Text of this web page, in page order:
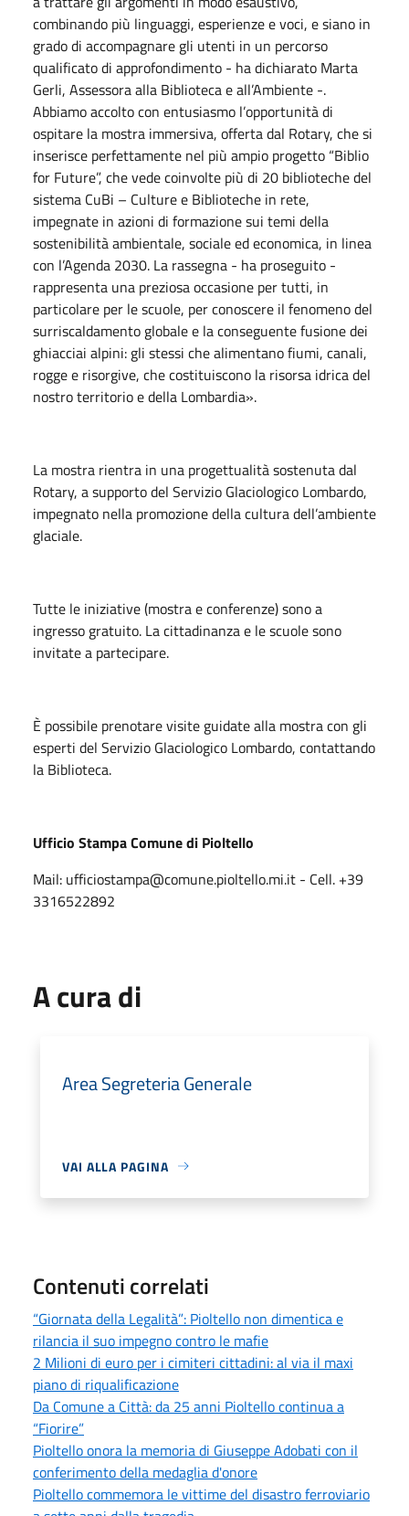
combinando più linguaggi, esperienze e voci, e siano in
grado di accompagnare gli utenti in un percorso
qualificato di approfondimento - ha dichiarato Marta
Gerli, Assessora alla Biblioteca e all’Ambiente -.
Abbiamo accolto con entusiasmo l’opportunità di
ospitare la mostra immersiva, offerta dal Rotary, che si
inserisce perfettamente nel più ampio progetto “Biblio
for Future”, che vede coinvolte più di 20 biblioteche del
sistema CuBi – Culture e Biblioteche in rete,
impegnate in azioni di formazione sui temi della
sostenibilità ambientale, sociale ed economica, in linea
con l’Agenda 2030. La rassegna - ha proseguito -
rappresenta una preziosa occasione per tutti, in
particolare per le scuole, per conoscere il fenomeno del
surriscaldamento globale e la conseguente fusione dei
ghiacciai alpini: gli stessi che alimentano fiumi, canali,
rogge e risorgive, che costituiscono la risorsa idrica del
nostro territorio e della Lombardia».
La mostra rientra in una progettualità sostenuta dal
Rotary, a supporto del Servizio Glaciologico Lombardo,
impegnato nella promozione della cultura dell’ambiente
glaciale.
Tutte le iniziative (mostra e conferenze) sono a
ingresso gratuito. La cittadinanza e le scuole sono
invitate a partecipare.
È possibile prenotare visite guidate alla mostra con gli
esperti del Servizio Glaciologico Lombardo, contattando
la Biblioteca.
Ufficio Stampa Comune di Pioltello
Mail: ufficiostampa@comune.pioltello.mi.it - Cell. +39
3316522892
A cura di
Area Segreteria Generale
VAI ALLA PAGINA
Contenuti correlati
“Giornata della Legalità”: Pioltello non dimentica e
rilancia il suo impegno contro le mafie
2 Milioni di euro per i cimiteri cittadini: al via il maxi
piano di riqualificazione
Da Comune a Città: da 25 anni Pioltello continua a
“Fiorire”
Pioltello onora la memoria di Giuseppe Adobati con il
conferimento della medaglia d'onore
Pioltello commemora le vittime del disastro ferroviario